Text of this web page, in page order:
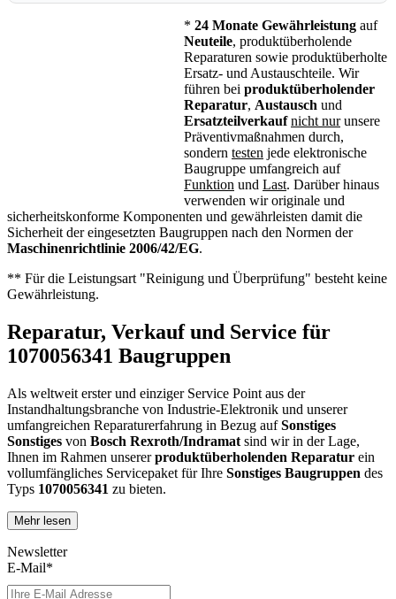
* 24 Monate Gewährleistung auf
Neuteile, produktüberholende
Reparaturen sowie produktüberholte
Ersatz- und Austauschteile. Wir
führen bei produktüberholender
Reparatur, Austausch und
Ersatzteilverkauf nicht nurunsere
Präventivmaßnahmen durch,
sondern testen jede elektronische
Baugruppe umfangreich auf
Funktion und Last. Darüber hinaus
verwenden wir originale und
sicherheitskonforme Komponenten und gewährleisten damit die
Sicherheit der eingesetzten Baugruppen nach den Normen der
Maschinenrichtlinie 2006/42/EG.
** Für die Leistungsart "Reinigung und Überprüfung" besteht keine
Gewährleistung.
Reparatur, Verkauf und Service für
1070056341 Baugruppen
Als weltweit erster und einziger Service Point aus der
Instandhaltungsbranche von Industrie-Elektronik und unserer
umfangreichen Reparaturerfahrung in Bezug aufSonstiges
Sonstiges von Bosch Rexroth/Indramat sind wir in der Lage,
Ihnen im Rahmen unsererproduktüberholenden Reparatur ein
vollumfängliches Servicepaket für Ihre Sonstiges Baugruppen des
Typs 1070056341 zu bieten.
Dies unterscheidet unsere
konventionellen Reparaturen:
oder einem höheren Verschleiß unterliegen
Mehr lesen
Newsletter
E-Mail*